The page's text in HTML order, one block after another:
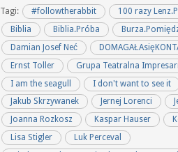
Tagi: #followtherabbit 100 razy
Biblia
Biblia.Próba
Damian Josef Neć
Ernst Toller
Grupa Teatralna
I am the seagull
I don't want to see it
Jakub Skrzywanek
Jernej Lorenci
Joanna Rozkosz
Kaspar Hauser
Lisa Stigler
Luk Perceval